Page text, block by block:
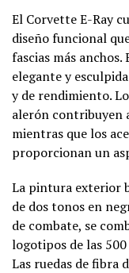
El Corvette E-Ray
diseño funcional
fascias más
elegante y
y de rendimiento.
alerón contribuyen
mientras que los
proporcionan un
La pintura exterior
de dos tonos en
de combate, se
logotipos de las
Las ruedas de fibra